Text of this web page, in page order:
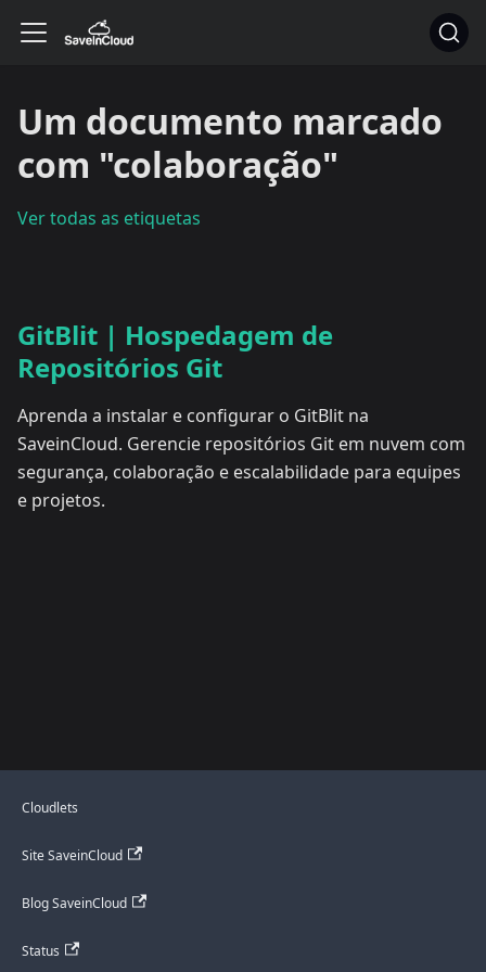
Um documento marcado
com "colaboração"
Ver todas as etiquetas
GitBlit | Hospedagem de
Repositórios Git
Aprenda a instalar e configurar o GitBlit na
SaveinCloud. Gerencie repositórios Git em nuvem com
segurança, colaboração e escalabilidade para equipes
e projetos.
Cloudlets
Site SaveinCloud
Blog SaveinCloud
Status